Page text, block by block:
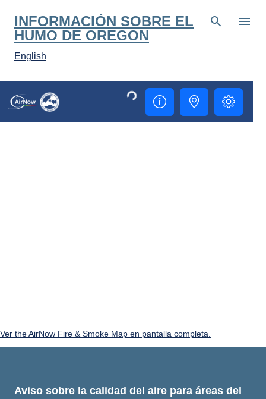
Ir al contenido principal
INFORMACIÓN SOBRE EL
HUMO DE OREGON
English
Ver the AirNow Fire & Smoke Map en pantalla completa.
Aviso sobre la calidad del aire para áreas del